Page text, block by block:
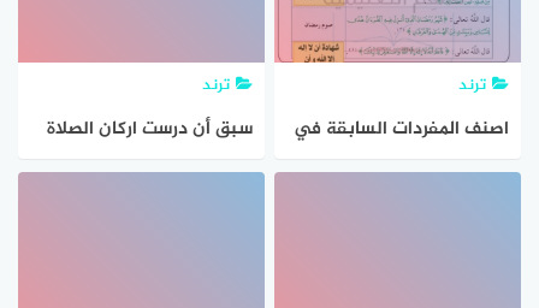
ترند
اصنف المفردات السابقة في
الجدول الاتي لكل ركن من
ترند
سبق أن درست اركان الصلاة
وواجباتها فما الفرق بين